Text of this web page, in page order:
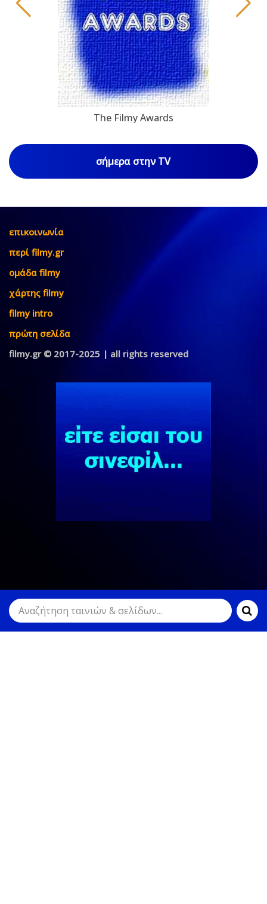
The Filmy Awards
σήμερα στην TV
επικοινωνία
περί filmy.gr
ομάδα filmy
χάρτης filmy
filmy intro
πρώτη σελίδα
filmy.gr © 2017-2025 | all rights reserved